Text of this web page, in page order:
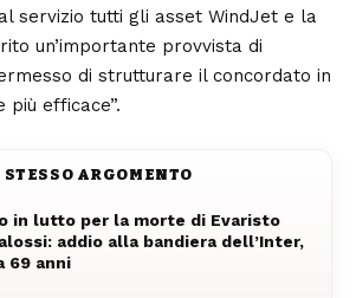
servizio tutti gli asset WindJet e la
un’importante provvista di
di strutturare il concordato in
più efficace”.
ARGOMENTO
in lutto per la morte di Evaristo
addio alla bandiera dell’Inter,
69 anni